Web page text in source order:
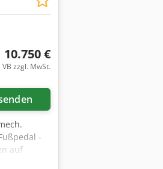
10.750 €
VB zzgl. MwSt.
-
auf